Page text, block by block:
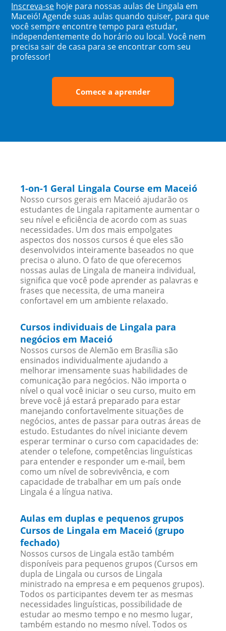
Inscreva-se hoje para nossas aulas de Lingala em
Maceió! Agende suas aulas quando quiser, para que
você sempre encontre tempo para estudar,
independentemente do horário ou local. Você nem
precisa sair de casa para se encontrar com seu
professor!
Comece a aprender
1-on-1 Geral Lingala Course em Maceió
Nosso cursos gerais em Maceió ajudarão os
estudantes de Lingala rapitamente aumentar o
seu nível e eficiência de acordo com as suas
necessidades. Um dos mais empolgates
aspectos dos nossos cursos é que eles são
desenvolvidos inteiramente baseados no que
precisa o aluno. O fato de que oferecemos
nossas aulas de Lingala de maneira individual,
significa que você pode aprender as palavras e
frases que necessita, de uma maneira
confortavel em um ambiente relaxado.
Cursos individuais de Lingala para
negócios em Maceió
Nossos cursos de Alemão em Brasília são
ensinados individualmente ajudando a
melhorar imensamente suas habilidades de
comunicação para negócios. Não importa o
nível o qual você iniciar o seu curso, muito em
breve você já estará preparado para estar
manejando confortavelmente situações de
negócios, antes de passar para outras áreas de
estudo. Estudantes do nível iniciante devem
esperar terminar o curso com capacidades de:
atender o telefone, competências linguísticas
para entender e responder um e-mail, bem
como um nível de sobrevivência, e com
capacidade de trabalhar em um país onde
Lingala é a língua nativa.
Aulas em duplas e pequenos grupos
Cursos de Lingala em Maceió (grupo
fechado)
Nossos cursos de Lingala estão também
disponíveis para pequenos grupos (Cursos em
dupla de Lingala ou cursos de Lingala
ministrado na empresa e em pequenos grupos).
Todos os participantes devem ter as mesmas
necessidades linguísticas, possibilidade de
estudar ao mesmo tempo e no mesmo lugar,
também estando no mesmo nível. Todos os